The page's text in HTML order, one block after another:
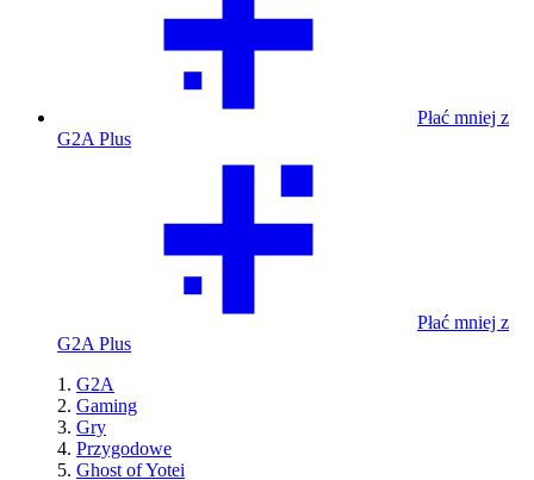
Płać mniej z
G2A Plus
Płać mniej z
G2A Plus
G2A
Gaming
Gry
Przygodowe
Ghost of Yotei